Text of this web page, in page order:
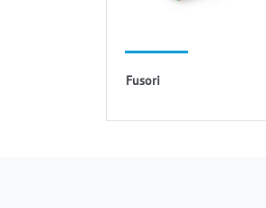
Fusori